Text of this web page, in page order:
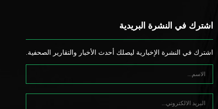
اشترك في النشرة البريدية
اشترك في النشرة الإخبارية ليصلك أحدث الأخبار والتقارير الصحفية.